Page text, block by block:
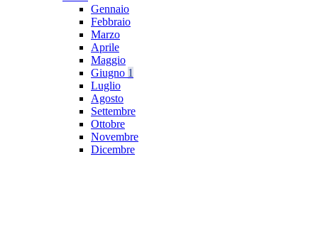
Gennaio
Febbraio
Marzo
Aprile
Maggio
Giugno 1
Luglio
Agosto
Settembre
Ottobre
Novembre
Dicembre